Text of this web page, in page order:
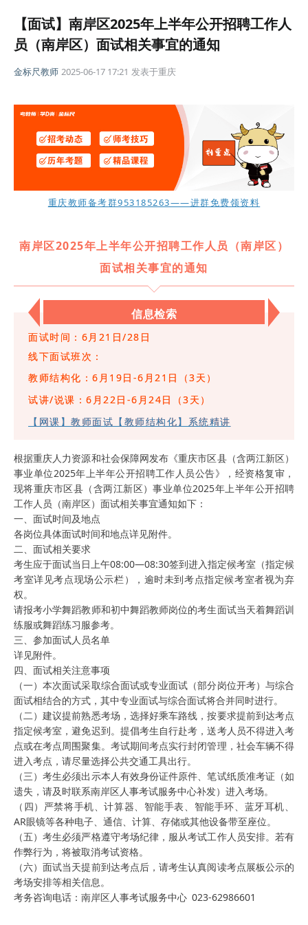
【面试】南岸区2025年上半年公开招聘工作人
员（南岸区）面试相关事宜的通知
金标尺教师 2025-06-17 17:21 发表于重庆
重庆教师备考群953185263——进群免费领资料
南岸区2025年上半年公开招聘工作人员（南岸区）
面试相关事宜的通知
信息检索
面试时间： 6月21日/28日
线下面试班次：
教师结构化：6月19日-6月21日（3天）
试讲/说课：6月22日-6月24日（3天）
【网课】教师面试【教师结构化】系统精讲
根据重庆人力资源和社会保障网发布《重庆市区县（含两江新区）
事业单位2025年上半年公开招聘工作人员公告》，经资格复审，
现将重庆市区县（含两江新区）事业单位2025年上半年公开招聘
工作人员（南岸区）面试相关事宜通知如下：
一、面试时间及地点
各岗位具体面试时间和地点详见附件。
二、面试相关要求
考生应于面试当日上午08:00—08:30签到进入指定候考室（指定候
考室详见考点现场公示栏），逾时未到考点指定候考室者视为弃
权。
请报考小学舞蹈教师和初中舞蹈教师岗位的考生面试当天着舞蹈训
练服或舞蹈练习服参考。
三、参加面试人员名单
详见附件。
四、面试相关注意事项
（一）本次面试采取综合面试或专业面试（部分岗位开考）与综合
面试相结合的方式，其中专业面试与综合面试将合并同时进行。
（二）建议提前熟悉考场，选择好乘车路线，按要求提前到达考点
指定候考室，避免迟到。提倡考生自行赴考，送考人员不得进入考
点或在考点周围聚集。考试期间考点实行封闭管理，社会车辆不得
进入考点，请尽量选择公共交通工具出行。
（三）考生必须出示本人有效身份证件原件、笔试纸质准考证（如
遗失，请及时联系南岸区人事考试服务中心补发）进入考场。
（四）严禁将手机、计算器、智能手表、智能手环、蓝牙耳机、
AR眼镜等各种电子、通信、计算、存储或其他设备带至座位。
（五）考生必须严格遵守考场纪律，服从考试工作人员安排。若有
作弊行为，将被取消考试资格。
（六）面试当天提前到达考点后，请考生认真阅读考点展板公示的
考场安排等相关信息。
考务咨询电话：南岸区人事考试服务中心 023-62986601